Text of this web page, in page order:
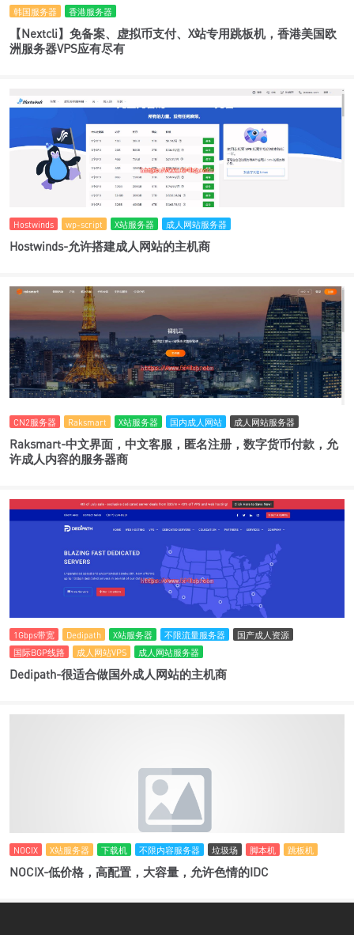
韩国服务器
香港服务器
【Nextcli】免备案、虚拟币支付、X站专用跳板机，香港美国欧
洲服务器VPS应有尽有
Hostwinds wp-script X站服务器 成人网站服务器
Hostwinds-允许搭建成人网站的主机商
CN2服务器 Raksmart X站服务器 国内成人网站 成人网站服务器
Raksmart-中文界面，中文客服，匿名注册，数字货币付款，允
许成人内容的服务器商
1Gbps带宽 Dedipath X站服务器 不限流量服务器
国产成人资源
国际BGP线路
成人网站VPS 成人网站服务器
Dedipath-很适合做国外成人网站的主机商
NOCIX X站服务器 下载机 不限内容服务器 垃圾场 脚本机 跳板机
NOCIX-低价格，高配置，大容量，允许色情的IDC